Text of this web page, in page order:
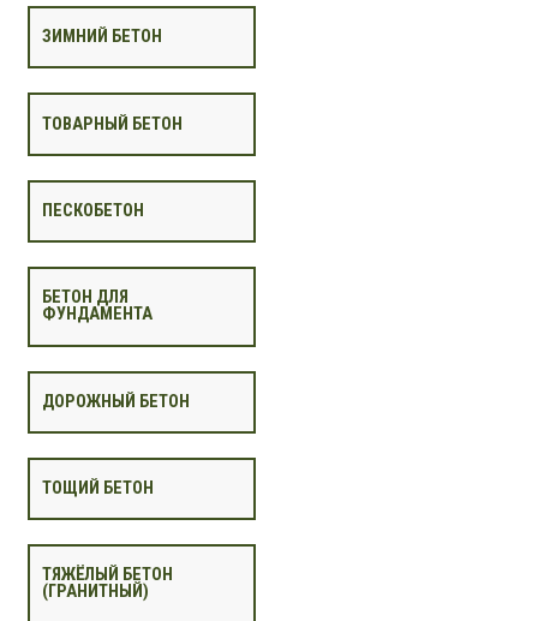
ЗИМНИЙ БЕТОН
ТОВАРНЫЙ БЕТОН
ПЕСКОБЕТОН
БЕТОН ДЛЯ
ФУНДАМЕНТА
ДОРОЖНЫЙ БЕТОН
ТОЩИЙ БЕТОН
ТЯЖЁЛЫЙ БЕТОН
(ГРАНИТНЫЙ)